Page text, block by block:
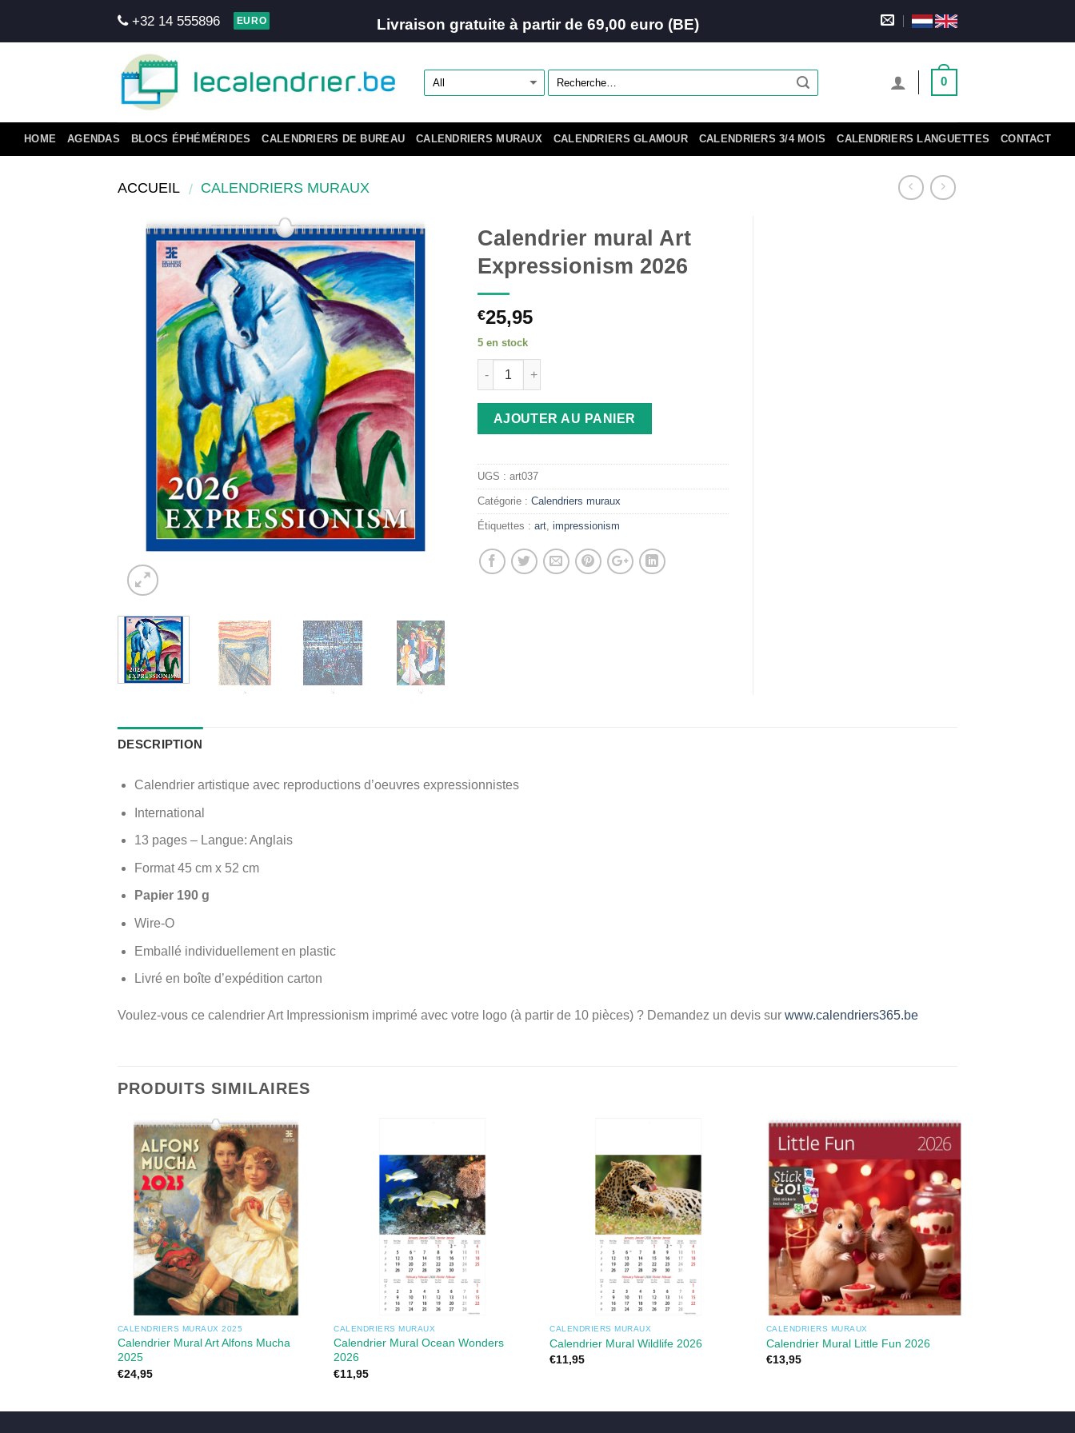
+32 14 555896 EURO Livraison gratuite à partir de 69,00 euro (BE)
0
HOME AGENDAS BLOCS ÉPHÉMÉRIDES CALENDRIERS DE BUREAU CALENDRIERS MURAUX CALENDRIERS GLAMOUR CALENDRIERS 3/4 MOIS CALENDRIERS LANGUETTES CONTACT
ACCUEIL / CALENDRIERS MURAUX
Calendrier mural Art
Expressionism 2026
€25,95
5 en stock
AJOUTER AU PANIER
UGS : art037
Catégorie : Calendriers muraux
Étiquettes : art impressionism
DESCRIPTION
Calendrier artistique avec reproductions d’oeuvres expressionnistes
International
13 pages – Langue: Anglais
Format 45 cm x 52 cm
Papier 190 g
Wire-O
Emballé individuellement en plastic
Livré en boîte d’expédition carton
Voulez-vous ce calendrier Art Impressionism imprimé avec votre logo (à partir de 10 pièces) ? Demandez un devis sur www.calendriers365.be
PRODUITS SIMILAIRES
CALENDRIERS MURAUX 2025
Calendrier Mural Art Alfons Mucha
2025
€24,95
CALENDRIERS MURAUX
Calendrier Mural Ocean Wonders
2026
€11,95
CALENDRIERS MURAUX
Calendrier Mural Wildlife 2026
€11,95
CALENDRIERS MURAUX
Calendrier Mural Little Fun 2026
€13,95